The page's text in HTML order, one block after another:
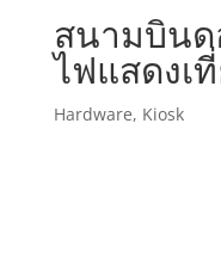
สนามบินด
ไฟแสดงเ
Hardware, Kiosk